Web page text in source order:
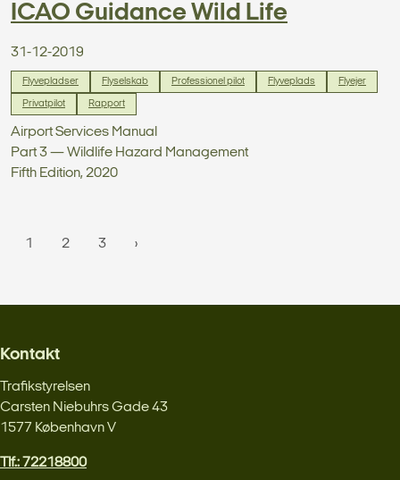
ICAO Guidance Wild Life
31-12-2019
Flyvepladser Flyselskab Professionel pilot Flyveplads Flyejer
Privatpilot Rapport
Airport Services Manual
Part 3 — Wildlife Hazard Management
Fifth Edition, 2020
1 2 3
Kontakt
Trafikstyrelsen
Carsten Niebuhrs Gade 43
1577 København V
Tlf.: 72218800